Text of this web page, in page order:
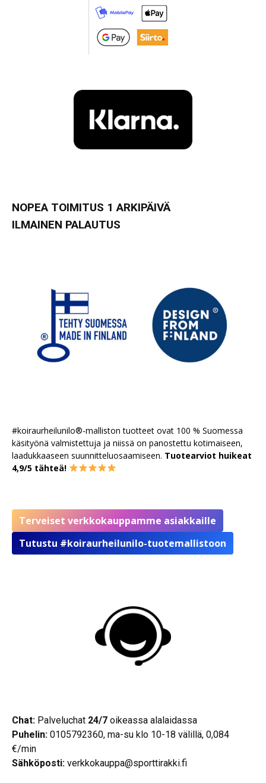
NOPEA TOIMITUS 1 ARKIPÄIVÄ
ILMAINEN PALAUTUS
#koiraurheilunilo®-malliston tuotteet ovat 100 % Suomessa
käsityönä valmistettuja ja niissä on panostettu kotimaiseen,
laadukkaaseen suunnitteluosaamiseen. Tuotearviot huikeat
4,9/5 tähteä!
Terveiset verkkokauppamme asiakkaille
Tutustu #koiraurheilunilo-tuotemallistoon
Chat: Palveluchat 24/7 oikeassa alalaidassa
Puhelin: 0105792360, ma-su klo 10-18 välillä, 0,084
€/min
Sähköposti: verkkokauppa@sporttirakki.fi